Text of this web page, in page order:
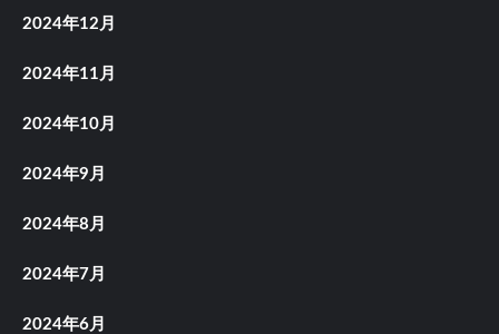
2024年12月
2024年11月
2024年10月
2024年9月
2024年8月
2024年7月
2024年6月